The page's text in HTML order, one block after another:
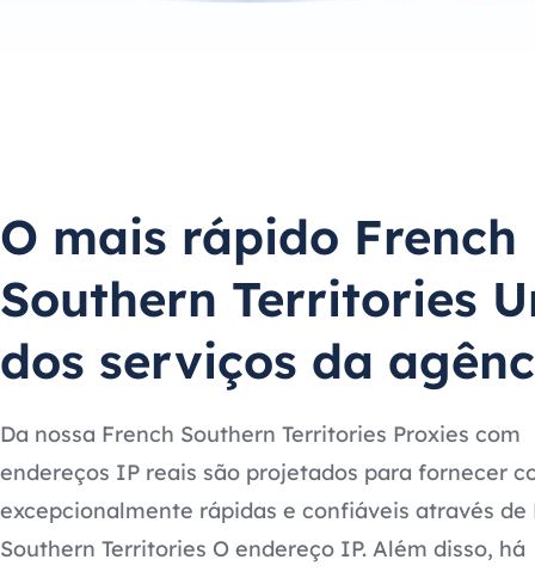
O mais rápido French
Southern Territories
dos serviços da
Da nossa French Southern Territories Proxies com
endereços IP reais são projetados para fornecer
excepcionalmente rápidas e confiáveis através de
Southern Territories O endereço IP. Além disso, há